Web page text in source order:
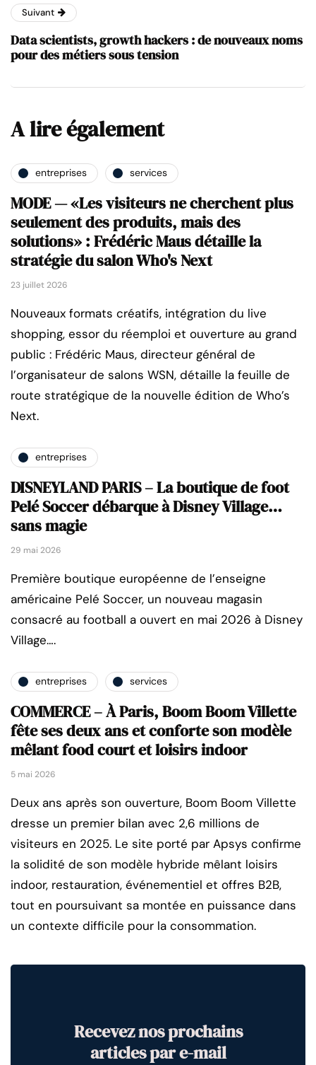
Suivant
Data scientists, growth hackers : de nouveaux noms
pour des métiers sous tension
A lire également
entreprises services
MODE — «Les visiteurs ne cherchent plus
seulement des produits, mais des
solutions» : Frédéric Maus détaille la
stratégie du salon Who's Next
23 juillet 2026
Nouveaux formats créatifs, intégration du live
shopping, essor du réemploi et ouverture au grand
public : Frédéric Maus, directeur général de
l’organisateur de salons WSN, détaille la feuille de
route stratégique de la nouvelle édition de Who’s
Next.
entreprises
DISNEYLAND PARIS – La boutique de foot
Pelé Soccer débarque à Disney Village…
sans magie
29 mai 2026
Première boutique européenne de l’enseigne
américaine Pelé Soccer, un nouveau magasin
consacré au football a ouvert en mai 2026 à Disney
Village….
entreprises services
COMMERCE – À Paris, Boom Boom Villette
fête ses deux ans et conforte son modèle
mêlant food court et loisirs indoor
5 mai 2026
Deux ans après son ouverture, Boom Boom Villette
dresse un premier bilan avec 2,6 millions de
visiteurs en 2025. Le site porté par Apsys confirme
la solidité de son modèle hybride mêlant loisirs
indoor, restauration, événementiel et offres B2B,
tout en poursuivant sa montée en puissance dans
un contexte difficile pour la consommation.
Recevez nos prochains
articles par e-mail